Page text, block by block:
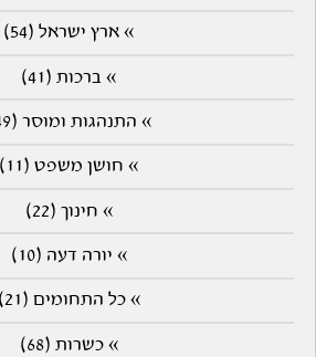
» ארץ ישראל (54)
» ברכות (41)
» התנהגות ומוסר (49)
» חושן משפט (11)
» חינוך (22)
» יורה דעה (10)
» כל התחומים (21)
» כשרות (68)